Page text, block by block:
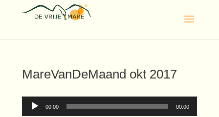
MareVanDeMaand okt 2017
Audiospeler
00:00 00:00